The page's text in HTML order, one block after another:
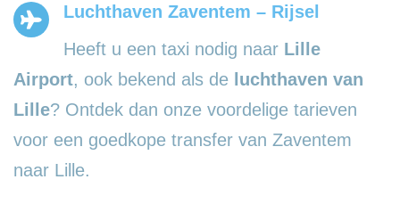
Luchthaven Zaventem – Rijsel
Heeft u een taxi nodig naar Lille
Airport, ook bekend als de luchthaven van
Lille? Ontdek dan onze voordelige tarieven
voor een goedkope transfer van Zaventem
naar Lille.